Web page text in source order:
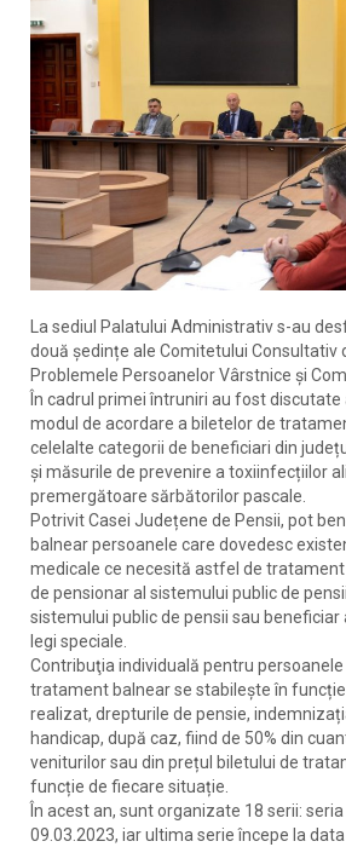
La sediul Palatului Administrativ s-au
două ședințe ale Comitetului Consultativ
Problemele Persoanelor Vârstnice și
În cadrul primei întruniri au fost discutate
modul de acordare a biletelor de
celelalte categorii de beneficiari din
și măsurile de prevenire a toxiinfecțiilor
premergătoare sărbătorilor pascale.
Potrivit Casei Județene de Pensii, pot
balnear persoanele care dovedesc
medicale ce necesită astfel de
de pensionar al sistemului public de
sistemului public de pensii sau beneficiar
legi speciale.
Contribuţia individuală pentru
tratament balnear se stabilește în
realizat, drepturile de pensie,
handicap, după caz, fiind de 50% din
veniturilor sau din prețul biletului de
funcție de fiecare situație.
În acest an, sunt organizate 18 serii:
09.03.2023, iar ultima serie începe la